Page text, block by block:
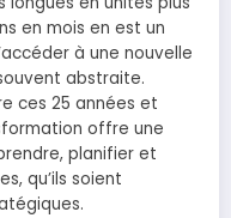
en mois en est un
à une nouvelle
abstraite.
ces 25 années et
offre une
planifier et
qu’ils soient